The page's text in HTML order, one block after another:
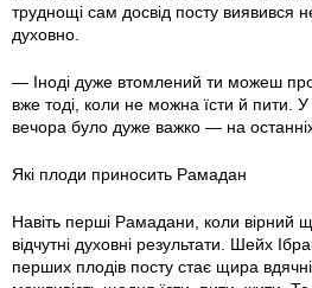
труднощі сам досвід посту виявився
духовно.
— Іноді дуже втомлений ти можеш
вже тоді, коли не можна їсти й пити.
вечора було дуже важко — на
Які плоди приносить Рамадан
Навіть перші Рамадани, коли вірний
відчутні духовні результати. Шейх
перших плодів посту стає щира